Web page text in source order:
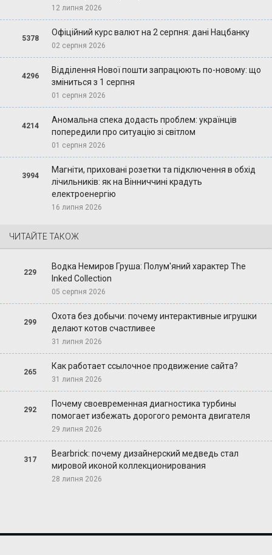
12 липня 2026
5378
Офіційний курс валют на 2 серпня: дані Нацбанку
02 серпня 2026
4296
Відділення Нової пошти запрацюють по-новому: що
зміниться з 1 серпня
01 серпня 2026
4214
Аномальна спека додасть проблем: українців
попередили про ситуацію зі світлом
01 серпня 2026
3994
Магніти, приховані розетки та підключення в обхід
лічильників: як на Вінниччині крадуть
електроенергію
16 липня 2026
ЧИТАЙТЕ ТАКОЖ
229
Водка Немиров Груша: Полум'яний характер The
Inked Collection
05 серпня 2026
299
Охота без добычи: почему интерактивные игрушки
делают котов счастливее
31 липня 2026
265
Как работает ссылочное продвижение сайта?
31 липня 2026
292
Почему своевременная диагностика турбины
помогает избежать дорогого ремонта двигателя
29 липня 2026
317
Bearbrick: почему дизайнерский медведь стал
мировой иконой коллекционирования
28 липня 2026